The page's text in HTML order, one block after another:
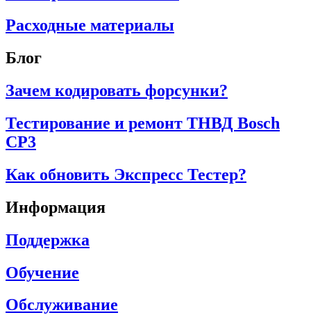
Расходные материалы
Блог
Зачем кодировать форсунки?
Тестирование и ремонт ТНВД Bosch
CP3
Как обновить Экспресс Тестер?
Информация
Поддержка
Обучение
Обслуживание